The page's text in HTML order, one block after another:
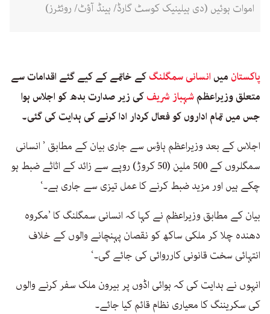
اموات ہوئیں (دی ہیلینیک کوسٹ گارڈ/ ہینڈ آؤٹ/ روئٹرز)
پاکستان میں انسانی سمگلنگکے خاتمے کے کیے گئے اقدامات سے
متعلق وزیراعظمشہباز شریفکی زیر صدارت بدھ کو اجلاس ہوا
جس میں تمام اداروں کو فعال کردار ادا کرنے کی ہدایت کی گئی۔
اجلاس کے بعد وزیراعظم ہاؤس سے جاری بیان کے مطابق ’ انسانی
سمگلروں کے 500 ملین (50 کروڑ) روپے سے زائد کے اثاثے ضبط ہو
چکے ہیں اور مزید ضبط کرنے کا عمل تیزی سے جاری ہے۔‘
بیان کے مطابق وزیراعظم نے کہا کہ انسانی سمگلنگ کا ’مکروہ
دھندہ چلا کر ملکی ساکھ کو نقصان پہنچانے والوں کے خلاف
انتہائی سخت قانونی کارروائی کی جائے گی۔‘
انہوں نے ہدایت کی کہ ہوائی اڈوں پر بیرون ملک سفر کرنے والوں
کی سکریننگ کا معیاری نظام قائم کیا جائے۔